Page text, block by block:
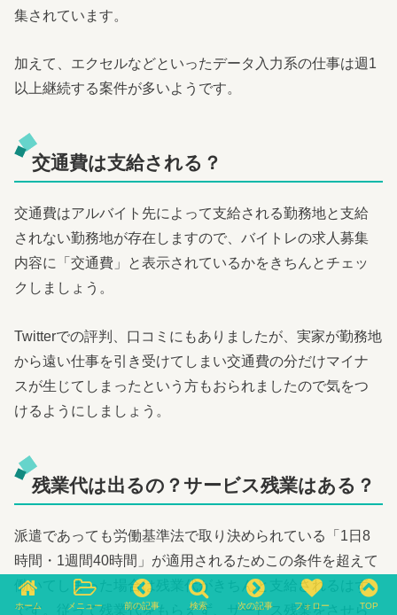
集されています。
加えて、エクセルなどといったデータ入力系の仕事は週1
以上継続する案件が多いようです。
交通費は支給される？
交通費はアルバイト先によって支給される勤務地と支給
されない勤務地が存在しますので、バイトレの求人募集
内容に「交通費」と表示されているかをきちんとチェッ
クしましょう。
Twitterでの評判、口コミにもありましたが、実家が勤務地
から遠い仕事を引き受けてしまい交通費の分だけマイナ
スが生じてしまったという方もおられましたので気をつ
けるようにしましょう。
残業代は出るの？サービス残業はある？
派遣であっても労働基準法で取り決められている「1日8
時間・1週間40時間」が適用されるためこの条件を超えて
働いてしまった場合は残業代がきちんと支給されるはず
です。従って残業代をもらえず、サービス残業をさせら
ホーム メニュー 前の記事 検索 次の記事 フォロー TOP